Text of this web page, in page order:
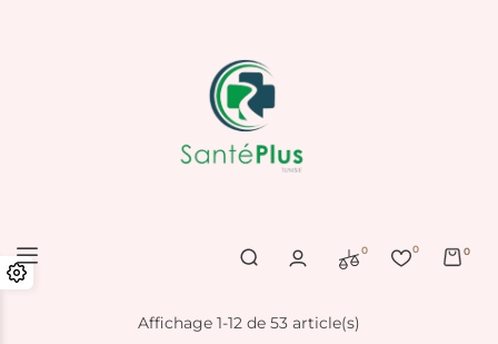
0 0 0
Affichage 1-12 de 53 article(s)